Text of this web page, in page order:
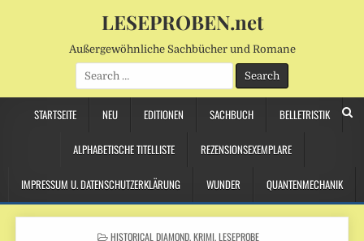
LESEPROBEN.net
Außergewöhnliche Sachbücher und Romane
Search
for:
STARTSEITE NEU EDITIONEN SACHBUCH BELLETRISTIK
ALPHABETISCHE TITELLISTE REZENSIONSEXEMPLARE
IMPRESSUM U. DATENSCHUTZERKLÄRUNG WUNDER QUANTENMECHANIK
POSTED
HISTORICAL DIAMOND,KRIMI,LESEPROBE